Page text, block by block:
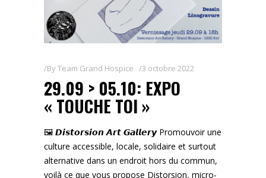
ByTeam Grand Hospice 3 octobre 2022
29.09 > 05.10: EXPO
« TOUCHE TOI »
🖼️ 𝘿𝙞𝙨𝙩𝙤𝙧𝙨𝙞𝙤𝙣 𝘼𝙧𝙩 𝙂𝙖𝙡𝙡𝙚𝙧𝙮 Promouvoir une
culture accessible, locale, solidaire et surtout
alternative dans un endroit hors du commun,
voilà ce que vous propose Distorsion, micro-